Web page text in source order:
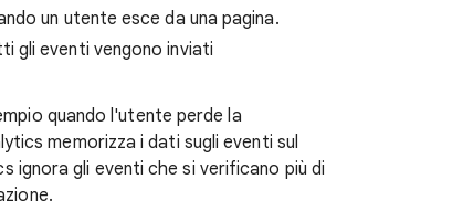
un utente esce da una pagina.
gli eventi vengono inviati
quando l'utente perde la
memorizza i dati sugli eventi sul
ignora gli eventi che si verificano più di